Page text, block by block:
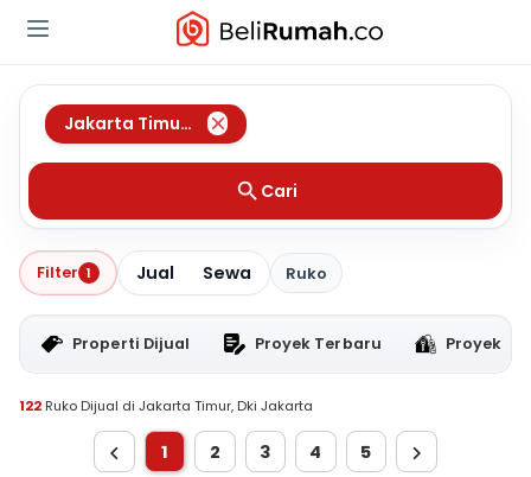
Jakarta Timur, Dki Jakarta
Cari
Filter 1 Jual Sewa Ruko
Properti Dijual Proyek Terbaru Proyek
122 Ruko Dijual di Jakarta Timur, Dki Jakarta
1 2 3 4 5